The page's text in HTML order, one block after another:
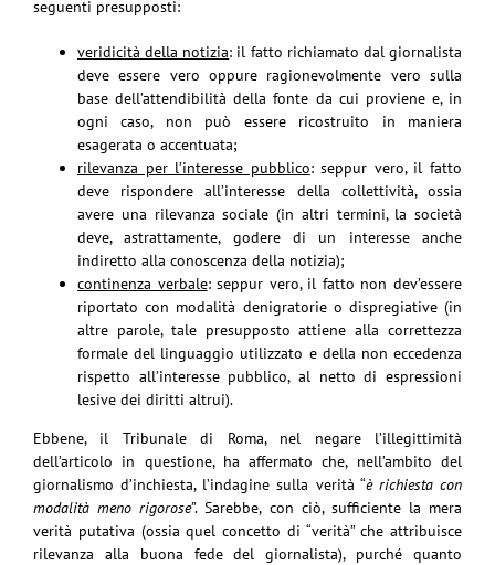
seguenti presupposti:
veridicità della notizia: il fatto richiamato dal giornalista
deve essere vero oppure ragionevolmente vero sulla
base dell’attendibilità della fonte da cui proviene e, in
ogni caso, non può essere ricostruito in maniera
esagerata o accentuata;
rilevanza per l’interesse pubblico: seppur vero, il fatto
deve rispondere all’interesse della collettività, ossia
avere una rilevanza sociale (in altri termini, la società
deve, astrattamente, godere di un interesse anche
indiretto alla conoscenza della notizia);
continenza verbale: seppur vero, il fatto non dev’essere
riportato con modalità denigratorie o dispregiative (in
altre parole, tale presupposto attiene alla correttezza
formale del linguaggio utilizzato e della non eccedenza
rispetto all’interesse pubblico, al netto di espressioni
lesive dei diritti altrui).
Ebbene, il Tribunale di Roma, nel negare l’illegittimità
dell’articolo in questione, ha affermato che, nell’ambito del
giornalismo d’inchiesta, l’indagine sulla verità “è richiesta con
modalità meno rigorose”. Sarebbe, con ciò, sufficiente la mera
verità putativa (ossia quel concetto di “verità” che attribuisce
rilevanza alla buona fede del giornalista), purché quanto